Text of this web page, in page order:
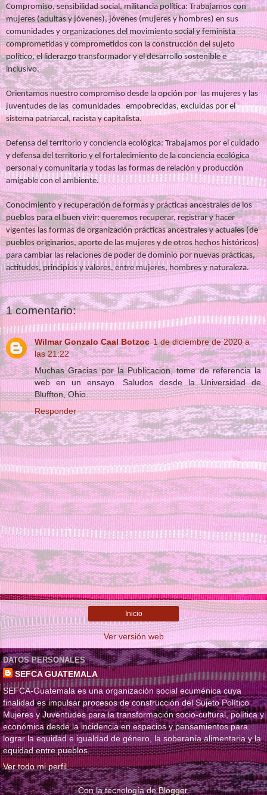
Compromiso, sensibilidad social, militancia política: Trabajamos con
mujeres (adultas y jóvenes), jóvenes (mujeres y hombres) en sus
comunidades y organizaciones del movimiento social y feminista
comprometidas y comprometidos con la construcción del sujeto
político, el liderazgo transformador y el desarrollo sostenible e
inclusivo.
Orientamos nuestro compromiso desde la opción por las mujeres y las
juventudes de las comunidades empobrecidas, excluidas por el
sistema patriarcal, racista y capitalista.
Defensa del territorio y conciencia ecológica: Trabajamos por el cuidado
y defensa del territorio y el fortalecimiento de la conciencia ecológica
personal y comunitaria y todas las formas de relación y producción
amigable con el ambiente.
Conocimiento y recuperación de formas y prácticas ancestrales de los
pueblos para el buen vivir: queremos recuperar, registrar y hacer
vigentes las formas de organización prácticas ancestrales y actuales (de
pueblos originarios, aporte de las mujeres y de otros hechos históricos)
para cambiar las relaciones de poder de dominio por nuevas prácticas,
actitudes, principios y valores, entre mujeres, hombres y naturaleza.
1 comentario:
Wilmar Gonzalo Caal Botzoc 1 de diciembre de 2020 a
las 21:22
Muchas Gracias por la Publicacion, tome de referencia la
web en un ensayo. Saludos desde la Universidad de
Bluffton, Ohio.
Responder
Inicio
Ver versión web
DATOS PERSONALES
SEFCA GUATEMALA
SEFCA-Guatemala es una organización social ecuménica cuya
finalidad es impulsar procesos de construcción del Sujeto Político
Mujeres y Juventudes para la transformación socio-cultural, política y
económica desde la incidencia en espacios y pensamientos para
lograr la equidad e igualdad de género, la soberanía alimentaria y la
equidad entre pueblos.
Ver todo mi perfil
Con la tecnología deBlogger.